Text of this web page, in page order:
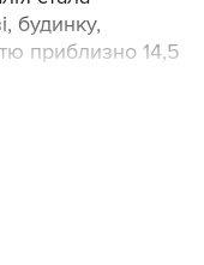
будинку,
приблизно 14,5